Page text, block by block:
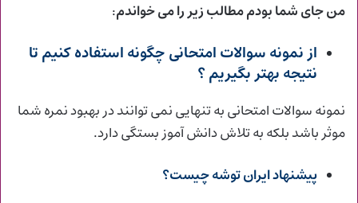
من جای شما بودم مطالب زیر را می خواندم:
ازنمونه سوالات امتحانی چگونه استفاده کنیم تا
نتیجه بهتر بگیریم ؟
نمونه سوالات امتحانی به تنهایی نمی توانند در بهبود نمره شما
موثر باشد بلکه به تلاش دانش آموز بستگی دارد.
پیشنهادایران توشهچیست؟